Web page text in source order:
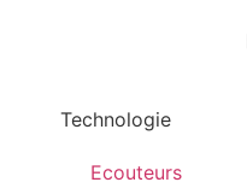
Technologie
Ecouteurs